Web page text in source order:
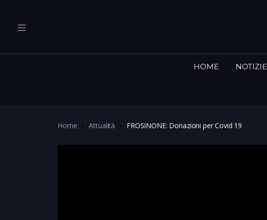
HOME NOTIZIE
Home Attualità FROSINONE: Donazioni per Covid 19